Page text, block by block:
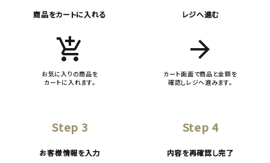
商品をカートに入れる
add_shopping_cart
お気に入りの商品を
カートに入れます。
レジへ進む
arrow_forward
カート画面で商品と金額を
確認しレジへ進みます。
Step 3
お客様情報を入力
Step 4
内容を再確認し完了